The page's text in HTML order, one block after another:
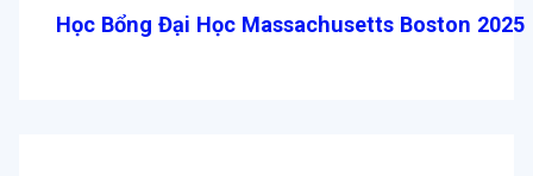
Học Bổng Đại Học Massachusetts Boston 2025